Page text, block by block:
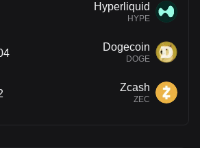
Hyperliquid
HYPE
Dogecoin
DOGE
Zcash
ZEC